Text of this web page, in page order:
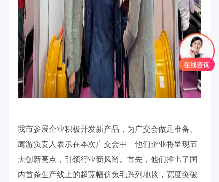
我市参展企业积极开发新产品，为广交会做足准备。
鹰游负责人表示在本次广交会中，他们企业将呈现五
大创新亮点，引领行业新风尚。首先，他们推出了国
内首条生产线上的超宽幅仿兔毛系列地毯，宽度突破